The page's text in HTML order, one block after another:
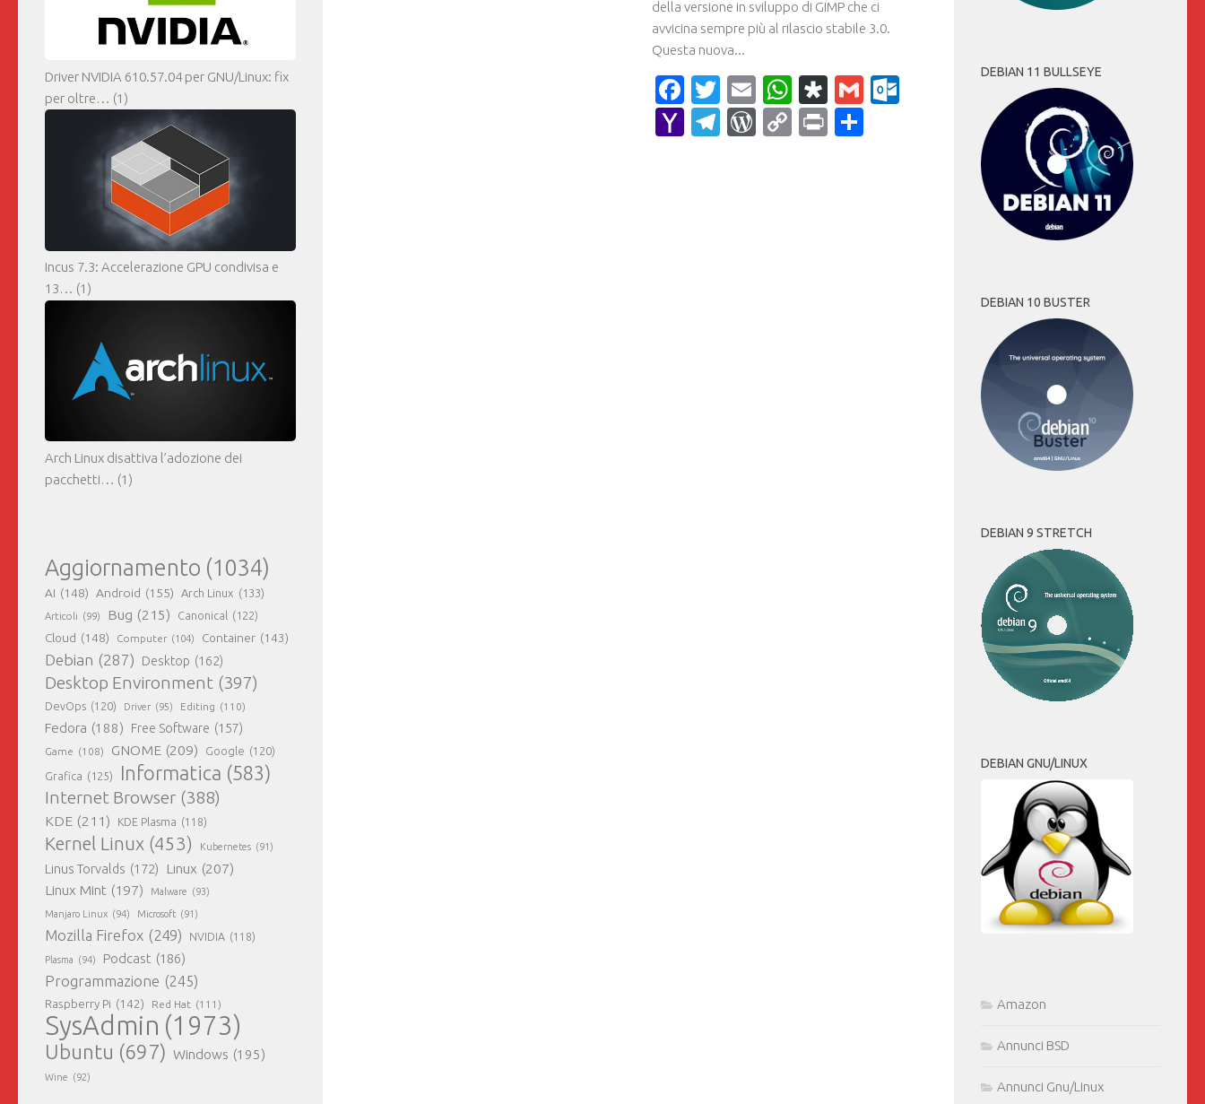
della versione in sviluppo di GIMP che ci
avvicina sempre più al rilascio stabile 3.0.
Questa nuova...
Facebook
Twitter
EmailWhatsApp
Diaspora
GmailOutlook.com
YahooTelegram
WordPress
CopyPrint
Driver NVIDIA 610.57.04 per GNU/Linux: fix
per oltre… (1)
Incus 7.3: Accelerazione GPU condivisa e
13… (1)
Arch Linux disattiva l’adozione dei
pacchetti… (1)
Aggiornamento (1034)
AI (148) Android (155) Arch Linux (133)
Articoli (99) Bug (215) Canonical (122)
Cloud (148) Computer (104) Container (143)
Debian (287) Desktop (162)
Desktop Environment (397)
DevOps (120) Driver (95) Editing (110)
Fedora (188) Free Software (157)
Game (108) GNOME (209) Google (120)
Grafica (125) Informatica (583)
Internet Browser (388)
KDE (211) KDE Plasma (118)
Kernel Linux (453) Kubernetes (91)
Linus Torvalds (172) Linux (207)
Linux Mint (197) Malware (93)
Manjaro Linux (94) Microsoft (91)
Mozilla Firefox (249) NVIDIA (118)
Plasma (94) Podcast (186)
Programmazione (245)
Raspberry Pi (142) Red Hat (111)
SysAdmin (1973)
Ubuntu (697) Windows (195)
Wine (92)
DEBIAN 11 BULLSEYE
DEBIAN 10 BUSTER
DEBIAN 9 STRETCH
DEBIAN GNU/LINUX
Amazon
Annunci BSD
Annunci Gnu/Linux